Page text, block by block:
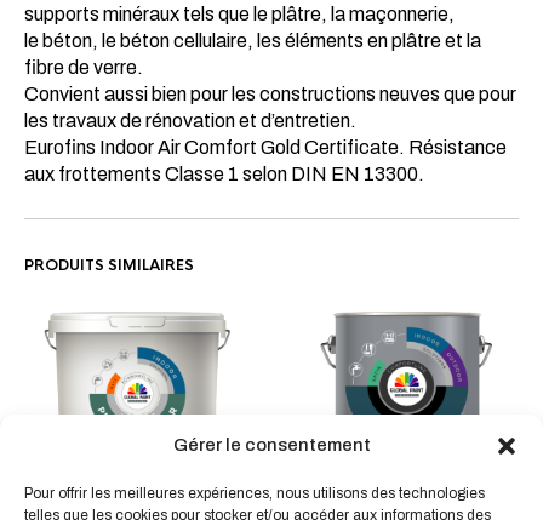
Gérer le consentement
Pour offrir les meilleures expériences, nous utilisons des technologies
telles que les cookies pour stocker et/ou accéder aux informations des
supports minéraux tels que le plâtre, la maçonnerie,
le béton, le béton cellulaire, les éléments en plâtre et la
fibre de verre.
Convient aussi bien pour les constructions neuves que pour
les travaux de rénovation et d’entretien.
Eurofins Indoor Air Comfort Gold Certificate. Résistance
aux frottements Classe 1 selon DIN EN 13300.
PRODUITS SIMILAIRES
Ce
a
PROJECT COLOR La
Ce
produit
a
PU TOP FINISH La finition